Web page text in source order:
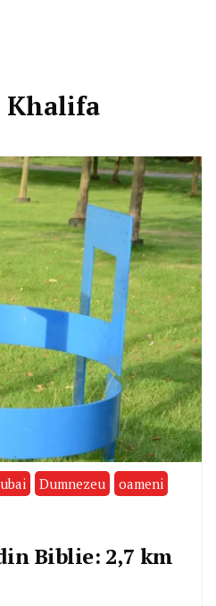
Khalifa
Dumnezeu
oameni
Biblie: 2,7 km